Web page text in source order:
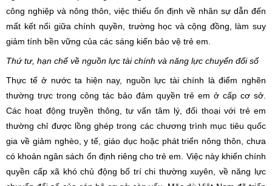
công nghiệp và nông thôn, việc thiếu ổn định về nhân sự dẫn đến
mất kết nối giữa chính quyền, trường học và cộng đồng, làm suy
giảm tính bền vững của các sáng kiến bảo vệ trẻ em.
Thứ tư, hạn chế về nguồn lực tài chính và năng lực chuyển đổi số
Thực tế ở nước ta hiện nay, nguồn lực tài chính là điểm nghẽn
thường trực trong công tác bảo đảm quyền trẻ em ở cấp cơ sở.
Các hoạt động truyền thông, tư vấn tâm lý, đối thoại với trẻ em
thường chỉ được lồng ghép trong các chương trình mục tiêu quốc
gia về giảm nghèo, y tế, giáo dục hoặc phát triển nông thôn, chưa
có khoản ngân sách ổn định riêng cho trẻ em. Việc này khiến chính
quyền cấp xã khó chủ động bố trí chi thường xuyên, về năng lực